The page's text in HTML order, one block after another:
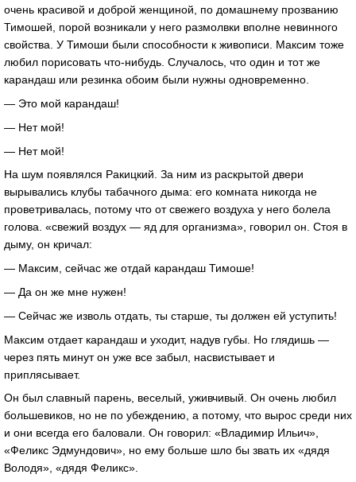
очень красивой и доброй женщиной, по домашнему прозванию
Тимошей, порой возникали у него размолвки вполне невинного
свойства. У Тимоши были способности к живописи. Максим тоже
любил порисовать что-нибудь. Случалось, что один и тот же
карандаш или резинка обоим были нужны одновременно.
— Это мой карандаш!
— Нет мой!
— Нет мой!
На шум появлялся Ракицкий. За ним из раскрытой двери
вырывались клубы табачного дыма: его комната никогда не
проветривалась, потому что от свежего воздуха у него болела
голова. «свежий воздух — яд для организма», говорил он. Стоя в
дыму, он кричал:
— Максим, сейчас же отдай карандаш Тимоше!
— Да он же мне нужен!
— Сейчас же изволь отдать, ты старше, ты должен ей уступить!
Максим отдает карандаш и уходит, надув губы. Но глядишь —
через пять минут он уже все забыл, насвистывает и
приплясывает.
Он был славный парень, веселый, уживчивый. Он очень любил
большевиков, но не по убеждению, а потому, что вырос среди них
и они всегда его баловали. Он говорил: «Владимир Ильич»,
«Феликс Эдмундович», но ему больше шло бы звать их «дядя
Володя», «дядя Феликс».